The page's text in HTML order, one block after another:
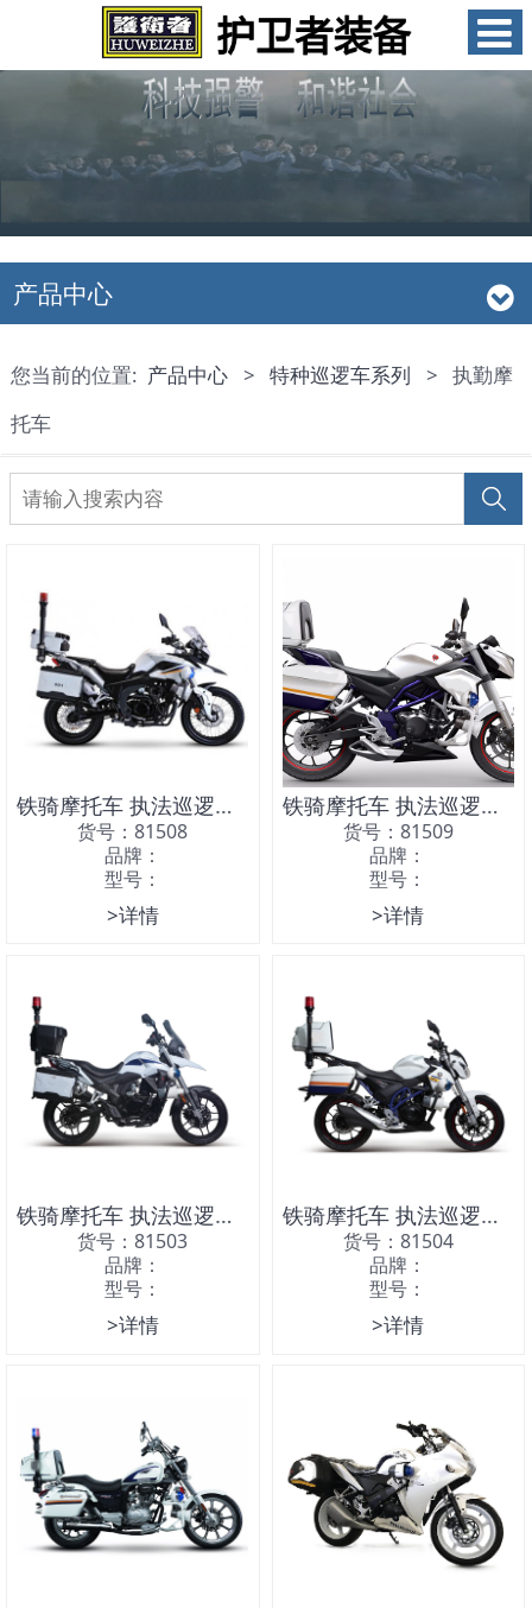
产品中心
您当前的位置: 产品中心 > 特种巡逻车系列 > 执勤摩
托车
铁骑摩托车 执法巡逻摩托车
货号：81508
品牌：
型号：
>详情
铁骑摩托车 执法巡逻摩托车
货号：81509
品牌：
型号：
>详情
铁骑摩托车 执法巡逻摩托车
货号：81503
品牌：
型号：
>详情
铁骑摩托车 执法巡逻摩托车
货号：81504
品牌：
型号：
>详情